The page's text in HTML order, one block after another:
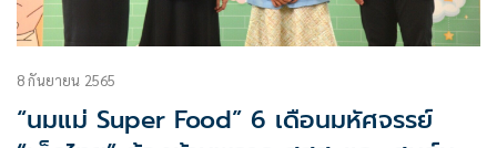
8 กันยายน 2565
“นมแม่ Super Food” 6 เดือนมหัศจรรย์